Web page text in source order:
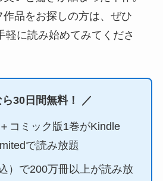
品をお探しの方は、ぜひ
軽に読み始めてみてくださ
ら30日間無料！ ／
コミック版1巻がKindle
で読み放題
）で200万冊以上が読み放